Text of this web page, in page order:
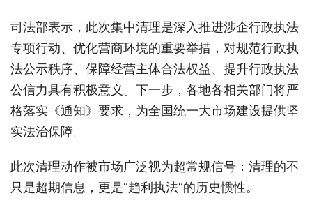
司法部表示，此次集中清理是深入推进涉企行政执法
专项行动、优化营商环境的重要举措，对规范行政执
法公示秩序、保障经营主体合法权益、提升行政执法
公信力具有积极意义。下一步，各地各相关部门将严
格落实《通知》要求，为全国统一大市场建设提供坚
实法治保障。
此次清理动作被市场广泛视为超常规信号：清理的不
只是超期信息，更是“趋利执法”的历史惯性。